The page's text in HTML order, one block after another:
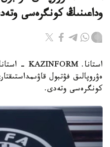
وداعىنىڭ كونگرەسى
كونگرەسى وتەدى.